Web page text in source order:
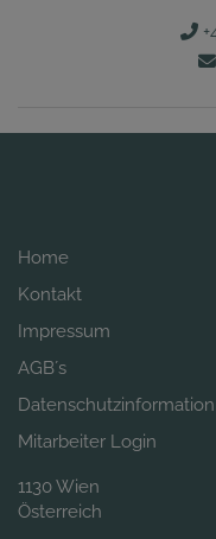
Home
Kontakt
Impressum
AGB´s
Datenschutzinformation
Mitarbeiter Login
1130 Wien
Österreich